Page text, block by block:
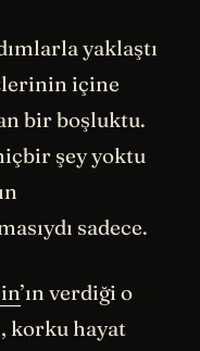
yaklaştı
içine
bir boşluktu.
şey yoktu
sadece.
’ın verdiği o
korku hayat